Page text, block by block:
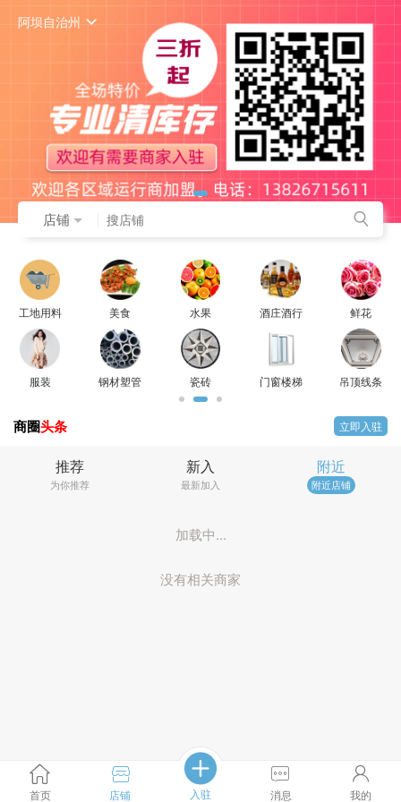
阿坝自治州
店铺
工地用料 美食 水果 酒庄酒行 鲜花
服装 钢材塑管 瓷砖 门窗楼梯 吊顶线条
商圈头条 立即入驻
推荐
为你推荐
新入
最新加入
附近
附近店铺
加载中...
没有相关商家
首页 店铺 入驻 消息 我的